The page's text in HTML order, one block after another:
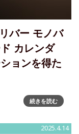
バー モノバ
カレンダ
ョンを得た
& Wonders
バランシエ バイレ
続きを読む
2025.4.14